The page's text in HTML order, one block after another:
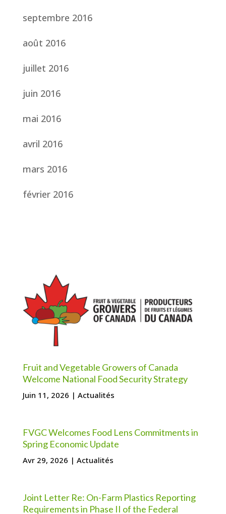
septembre 2016
août 2016
juillet 2016
juin 2016
mai 2016
avril 2016
mars 2016
février 2016
Fruit and Vegetable Growers of Canada
Welcome National Food Security Strategy
Juin 11, 2026 | Actualités
FVGC Welcomes Food Lens Commitments in
Spring Economic Update
Avr 29, 2026 | Actualités
Joint Letter Re: On-Farm Plastics Reporting
Requirements in Phase II of the Federal